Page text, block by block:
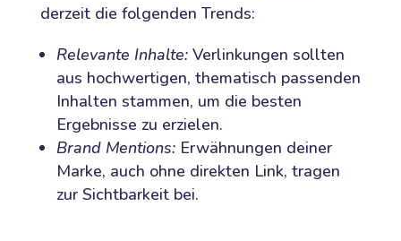
derzeit die folgenden Trends:
Relevante Inhalte:Verlinkungen sollten
aus hochwertigen, thematisch passenden
Inhalten stammen, um die besten
Ergebnisse zu erzielen.
Brand Mentions:Erwähnungen deiner
Marke, auch ohne direkten Link, tragen
zur Sichtbarkeit bei.